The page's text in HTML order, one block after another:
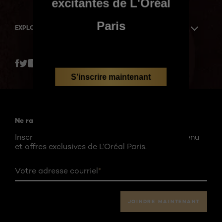
excitantes de L'Oréal
Paris
S'inscrire maintenant
EXPLOREZ PLUS
Instagram
Pinterest
Ne ratez rien !
Inscrivez-vous à l'infolettre et recevez du contenu
et offres exclusives de L’Oréal Paris.
Votre adresse courriel*
JOINDRE MAINTENANT